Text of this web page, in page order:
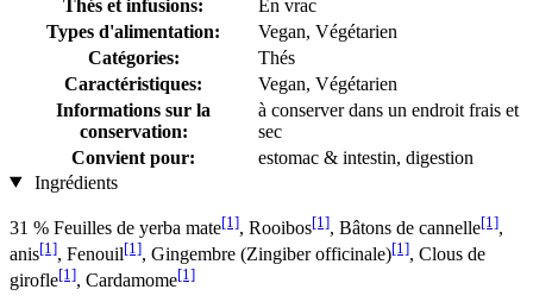
Thés et infusions:
En vrac
Types d'alimentation:
Vegan, Végétarien
Catégories:
Thés
Caractéristiques:
Vegan, Végétarien
Informations sur la
conservation:
à conserver dans un endroit frais et
sec
Convient pour:
estomac & intestin, digestion
Ingrédients
31 % Feuilles de yerba mate[1], Rooibos[1], Bâtons de cannelle[1],
anis[1], Fenouil[1], Gingembre (Zingiber officinale)[1], Clous de
girofle[1], Cardamome[1]